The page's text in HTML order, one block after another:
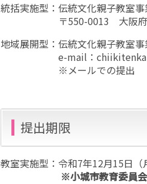
統括実施型：伝統文化親子教室
〒550-0013 大阪府大阪
地域展開型：伝統文化親子教室
e-mail：
※メールでの提出
提出期限
教室実施型：令和7年12月15日（
※小城市教育委員